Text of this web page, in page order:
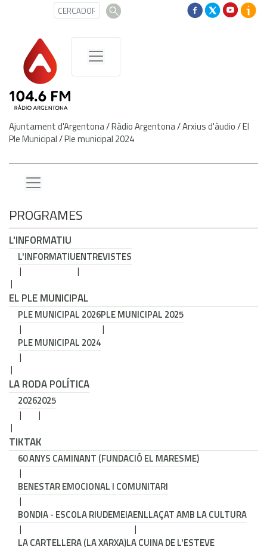
Ajuntament d'Argentona/Ràdio Argentona/Arxius d'àudio/El
Ple Municipal/Ple municipal 2024
PROGRAMES
L'INFORMATIU
L'INFORMATIUENTREVISTES
EL PLE MUNICIPAL
PLE MUNICIPAL 2026PLE MUNICIPAL 2025
PLE MUNICIPAL 2024
LA RODA POLÍTICA
20262025
TIKTAK
60 ANYS CAMINANT (FUNDACIÓ EL MARESME)
BENESTAR EMOCIONAL I COMUNITARI
BONDIA - ESCOLA RIUDEMEIAENLLAÇAT AMB LA CULTURA
LA CARTELLERA (LA XARXA)LA CUINA DE L'ESTEVE